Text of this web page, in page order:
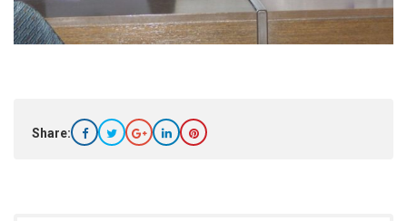
Share: